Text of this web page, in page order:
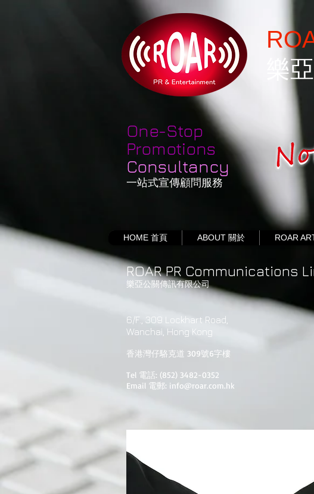
樂
One-Stop
Promotions
Consultancy
一站式宣傳顧問服務
HOME 首頁 ABOUT 關於 ROAR
ROAR PR Communications
樂亞公關傳訊有限公司
6/F., 309 Lockhart Road,
Wanchai, Hong Kong
香港灣仔駱克道 309號6字樓
Tel 電話: (852) 3482-0352
Email 電郵: info@roar.com.hk